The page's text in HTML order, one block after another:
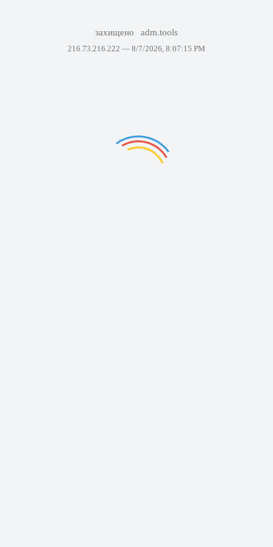
захищено adm.tools
216.73.216.222 — 8/7/2026, 8:07:15 PM